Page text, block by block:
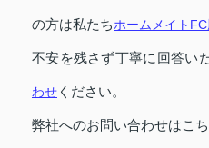
の方は私たちホームメイト
不安を残さず丁寧に回答い
わせ ください。
弊社へのお問い合わせはこ